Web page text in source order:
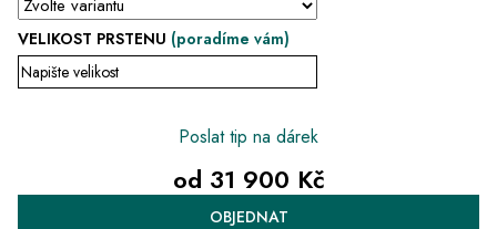
VELIKOST PRSTENU (poradíme vám)
Poslat tip na dárek
od 31 900 Kč
MěrnáOBJEDNAT